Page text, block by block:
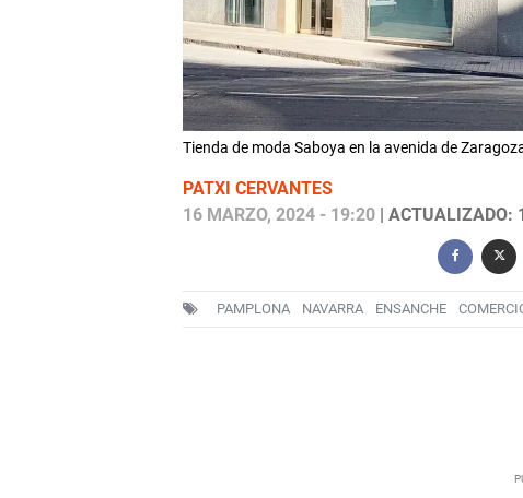
Tienda de moda Saboya en la avenida de
PATXI CERVANTES
16 MARZO, 2024 - 19:20| ACTUALIZADO:
PAMPLONA NAVARRA ENSANCHE